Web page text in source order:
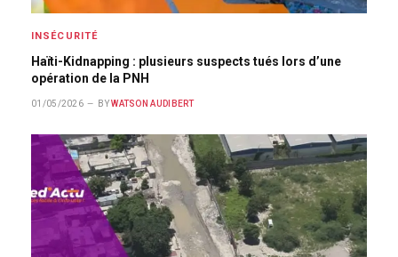
INSÉCURITÉ
Haïti-Kidnapping : plusieurs suspects tués lors d’une
opération de la PNH
01/05/2026 BY WATSON AUDIBERT